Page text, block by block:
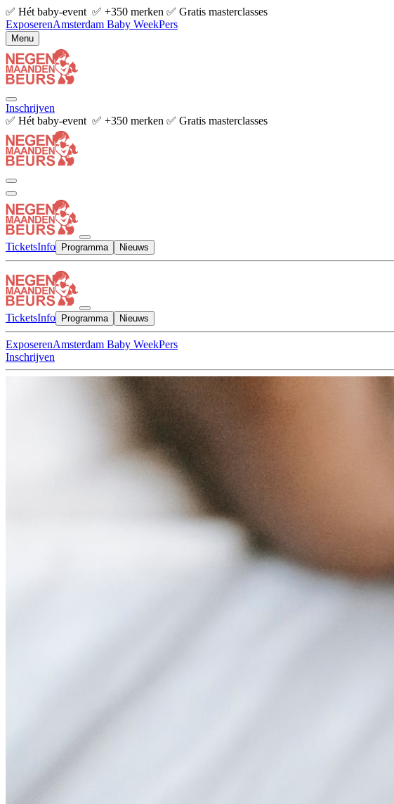
✅ Hét baby-event ✅ +350 merken ✅ Gratis masterclasses
ExposerenAmsterdam Baby WeekPers
Menu
Inschrijven
✅ Hét baby-event ✅ +350 merken ✅ Gratis masterclasses
TicketsInfo Programma Nieuws
TicketsInfo Programma Nieuws
ExposerenAmsterdam Baby WeekPers
Inschrijven